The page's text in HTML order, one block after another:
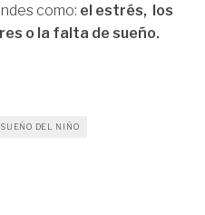
como: el estrés, los
o la falta de sueño.
SUEÑO DEL NIÑO